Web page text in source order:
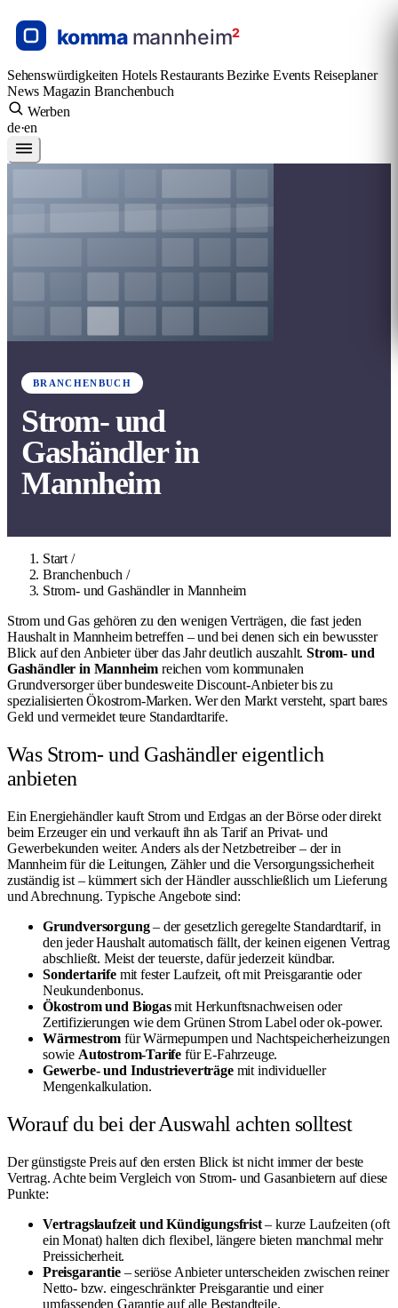
Sehenswürdigkeiten HotelsRestaurantsBezirke Events Reiseplaner
NewsMagazin Branchenbuch
Werben
de·en
BRANCHENBUCH
Strom- und
Gashändler in
Mannheim
Start /
Branchenbuch /
Strom- und Gashändler in Mannheim
Strom und Gas gehören zu den wenigen Verträgen, die fast jeden
Haushalt in Mannheim betreffen – und bei denen sich ein bewusster
Blick auf den Anbieter über das Jahr deutlich auszahlt.Strom- und
Gashändler in Mannheim reichen vom kommunalen
Grundversorger über bundesweite Discount-Anbieter bis zu
spezialisierten Ökostrom-Marken. Wer den Markt versteht, spart bares
Geld und vermeidet teure Standardtarife.
Was Strom- und Gashändler eigentlich
anbieten
Ein Energiehändler kauft Strom und Erdgas an der Börse oder direkt
beim Erzeuger ein und verkauft ihn als Tarif an Privat- und
Gewerbekunden weiter. Anders als der Netzbetreiber – der in
Mannheim für die Leitungen, Zähler und die Versorgungssicherheit
zuständig ist – kümmert sich der Händler ausschließlich um Lieferung
und Abrechnung. Typische Angebote sind:
Grundversorgung– der gesetzlich geregelte Standardtarif, in
den jeder Haushalt automatisch fällt, der keinen eigenen Vertrag
abschließt. Meist der teuerste, dafür jederzeit kündbar.
Sondertarifemit fester Laufzeit, oft mit Preisgarantie oder
Neukundenbonus.
Ökostrom und Biogasmit Herkunftsnachweisen oder
Zertifizierungen wie dem Grünen Strom Label oder ok-power.
Wärmestrom für Wärmepumpen und Nachtspeicherheizungen
sowie Autostrom-Tarife für E-Fahrzeuge.
Gewerbe- und Industrieverträgemit individueller
Mengenkalkulation.
Worauf du bei der Auswahl achten solltest
Der günstigste Preis auf den ersten Blick ist nicht immer der beste
Vertrag. Achte beim Vergleich von Strom- und Gasanbietern auf diese
Punkte:
Vertragslaufzeit und Kündigungsfrist– kurze Laufzeiten (oft
ein Monat) halten dich flexibel, längere bieten manchmal mehr
Preissicherheit.
Preisgarantie– seriöse Anbieter unterscheiden zwischen reiner
Netto- bzw. eingeschränkter Preisgarantie und einer
umfassenden Garantie auf alle Bestandteile.